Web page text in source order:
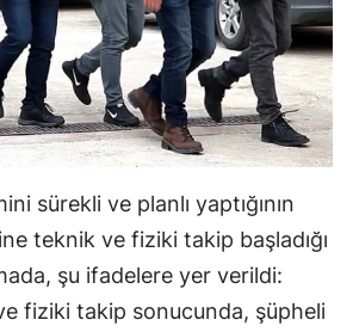
Muş
Nevşehir
Niğde
Ordu
Rize
Samsun
sürekli ve planlı yaptığının
teknik ve fiziki takip başladığı
şu ifadelere yer verildi:
fiziki takip sonucunda, şüpheli